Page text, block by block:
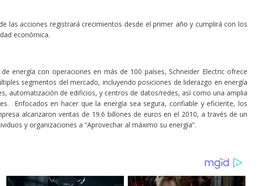
las acciones registrará crecimientos desde el primer año y cumplirá con los
económica.
energía con operaciones en más de 100 países, Schneider Electric ofrece
segmentos del mercado, incluyendo posiciones de liderazgo en energía
automatización de edificios, y centros de datos/redes, así como una amplia
Enfocados en hacer que la energía sea segura, confiable y eficiente, los
alcanzaron ventas de 19.6 billones de euros en el 2010, a través de un
y organizaciones a “Aprovechar al máximo su energía”.